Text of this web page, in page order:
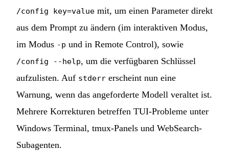
/config key=value mit, um einen Parameter direkt
aus dem Prompt zu ändern (im interaktiven Modus,
im Modus -p und in Remote Control), sowie
/config --help, um die verfügbaren Schlüssel
aufzulisten. Auf stderr erscheint nun eine
Warnung, wenn das angeforderte Modell veraltet ist.
Mehrere Korrekturen betreffen TUI-Probleme unter
Windows Terminal, tmux-Panels und WebSearch-
Subagenten.